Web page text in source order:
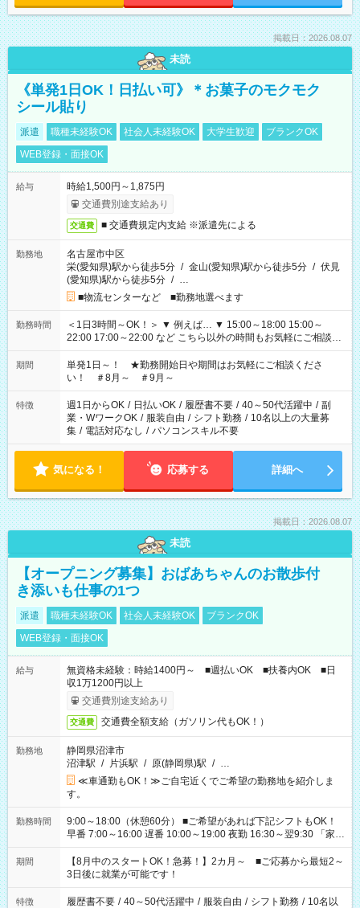
掲載日：2026.08.07
未読
《単発1日OK！日払い可》＊お菓子のモクモク
シール貼り
派遣 職種未経験OK 社会人未経験OK 大学生歓迎
ブランクOK
WEB登録・面接OK
給与
時給1,500円～1,875円
交通費別途支給あり
交通費 ■ 交通費規定内支給 ※派遣先による
勤務地
名古屋市中区
栄(愛知県)駅から徒歩5分 / 金山(愛知県)駅から徒歩5分 / 伏見
(愛知県)駅から徒歩5分 / …
■物流センターなど ■勤務地選べます
勤務時間
＜1日3時間～OK！＞ ▼ 例えば… ▼ 15:00～18:00 15:00～
22:00 17:00～22:00 など こちら以外の時間もお気軽にご相談く
ださい！
期間
単発1日～！ ★勤務開始日や期間はお気軽にご相談くださ
い！ ＃8月～ ＃9月～
特徴 週1日からOK / 日払いOK / 履歴書不要 / 40～50代活躍中 / 副
業・WワークOK / 服装自由 / シフト勤務 / 10名以上の大量募
集 / 電話対応なし / パソコンスキル不要
気になる！ 応募する 詳細へ
掲載日：2026.08.07
未読
【オープニング募集】おばあちゃんのお散歩付
き添いも仕事の1つ
派遣 職種未経験OK 社会人未経験OK
ブランクOK
WEB登録・面接OK
給与
無資格未経験：時給1400円～ ■週払いOK ■扶養内OK ■日
収1万1200円以上
交通費別途支給あり
交通費 交通費全額支給（ガソリン代もOK！）
勤務地
静岡県沼津市
沼津駅 / 片浜駅 / 原(静岡県)駅 / …
≪車通勤もOK！≫ご自宅近くでご希望の勤務地を紹介しま
す。
勤務時間
9:00～18:00（休憩60分） ■ご希望があれば下記シフトもOK！
早番 7:00～16:00 遅番 10:00～19:00 夜勤 16:30～翌9:30 「家族
と休みを合わせたい」 「余裕を持って夕飯の準備がしたい」
「できれば残業はしたくない」 など、ご希望を教えてください
ね。 ※Wワーク希望の方へ 今ご覧のお仕事で希望する勤務時間
と、もう1つのお仕事の勤務時間。 合計で週40時間を超える場
合は応募できません。
期間
【8月中のスタートOK！急募！】2カ月～ ■ご応募から最短2～
3日後に就業が可能です！
特徴 履歴書不要 / 40～50代活躍中 / 服装自由 / シフト勤務 / 10名以